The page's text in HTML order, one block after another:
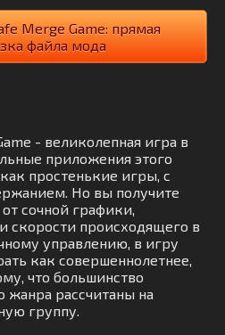
Merge Game: прямая
файла мода
- великолепная игра в
приложения этого
простенькие игры, с
Но вы получите
сочной графики,
скорости происходящего в
управлению, в игру
как совершеннолетнее,
что большинство
жанра рассчитаны на
группу.